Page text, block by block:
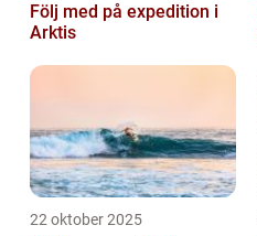
Följ med på expedition i
Arktis
22 oktober 2025